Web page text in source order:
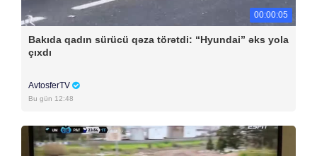
00:00:05
Bakıda qadın sürücü qəza törətdi: “Hyundai” əks yola
çıxdı
AvtosferTV
Bu gün 12:48